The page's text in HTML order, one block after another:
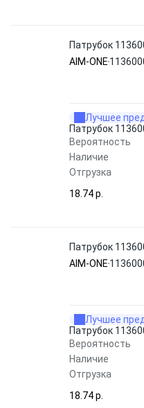
Патрубок
AIM-ONE
Лучшее
Патрубок
Вероятность
Наличие
Отгрузка
18.74 p.
Патрубок
AIM-ONE
Лучшее
Патрубок
Вероятность
Наличие
Отгрузка
18.74 p.